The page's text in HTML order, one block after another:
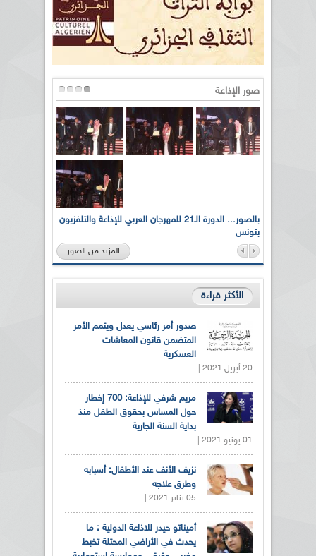
صور الإذاعة
بالصور... الدورة الـ21 للمهرجان العربي للإذاعة والتلفزيون
بتونس
المزيد من الصور
الأكثر قراءة
صدور أمر رئاسي يعدل ويتمم الأمر
المتضمن قانون المعاشات
العسكرية
20 أبريل 2021 |
مريم شرفي للإذاعة: 700 إخطار
حول المساس بحقوق الطفل منذ
بداية السنة الجارية
01 يونيو 2021 |
نزيف الأنف عند الأطفال: أسبابه
وطرق علاجه
05 يناير 2021 |
أميناتو حيدر للاذاعة الدولية : ما
يحدث في الأراضي المحتلة تخبط